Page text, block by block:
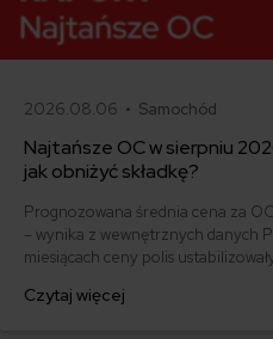
2026.08.06 • Samochód
Najtańsze OC w sierpniu
jak obniżyć składkę?
Prognozowana średnia cena za
– wynika z wewnętrznych danych
miesiącach ceny polis
500 zł, inni – powyżej 1500 zł.
Czytaj więcej